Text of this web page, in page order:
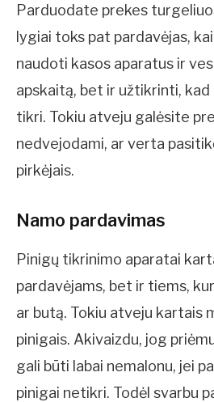
Parduodate prekes
lygiai toks pat pardavėjas,
naudoti kasos aparatus ir
apskaitą, bet ir užtikrinti, kad
tikri. Tokiu atveju galėsite
nedvejodami, ar verta
pirkėjais.
Namo pardavimas
Pinigų tikrinimo aparatai
pardavėjams, bet ir tiems,
ar butą. Tokiu atveju kartais
pinigais. Akivaizdu, jog
gali būti labai nemalonu, jei
pinigai netikri. Todėl svarbu